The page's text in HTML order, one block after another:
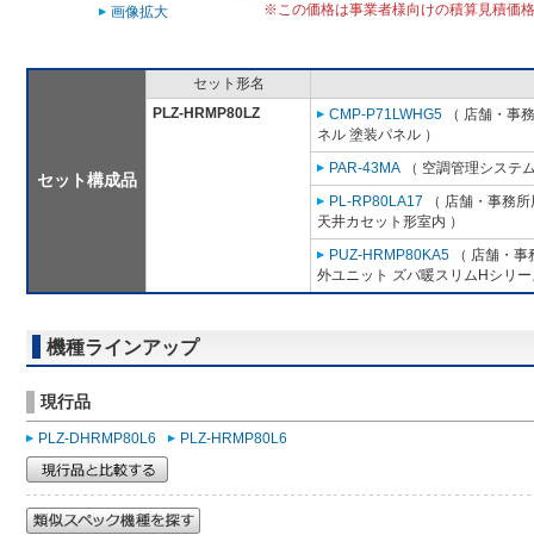
画像拡大
※この価格は事業者様向けの積算見積価
セット構成品
セット形名
PLZ-HRMP80LZ
CMP-P71LWHG5 （ 店舗・事
ネル 塗装パネル ）
PAR-43MA （ 空調管理システ
PL-RP80LA17 （ 店舗・事務
天井カセット形室内 ）
PUZ-HRMP80KA5 （ 店舗・
外ユニット ズバ暖スリムHシリ
機種ラインアップ
現行品
PLZ-DHRMP80L6 PLZ-HRMP80L6